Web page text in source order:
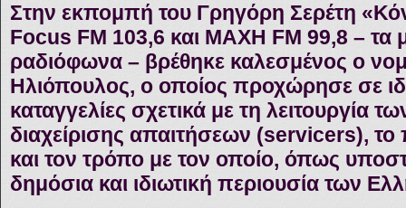
Στην εκπομπή του Γρηγόρη Σερέτη
Focus FM 103,6 και ΜΑΧΗ FM 99,8 – τα
ραδιόφωνα – βρέθηκε καλεσμένος ο
Ηλιόπουλος, ο οποίος προχώρησε σε
καταγγελίες σχετικά με τη λειτουργία
διαχείρισης απαιτήσεων (servicers),
και τον τρόπο με τον οποίο, όπως
δημόσια και ιδιωτική περιουσία των